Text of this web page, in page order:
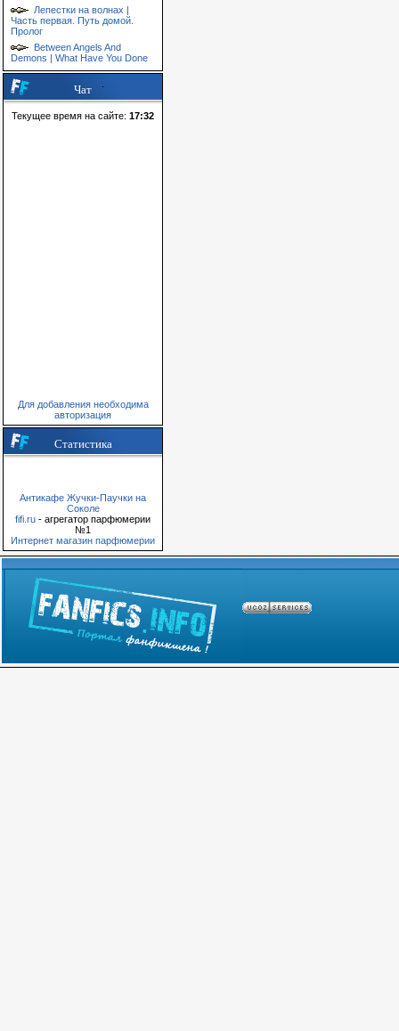
Лепестки на волнах |
Часть первая. Путь домой.
Пролог
Between Angels And
Demons | What Have You Done
Чат
Текущее время на сайте: 17:32
Для добавления необходима
авторизация
Статистика
Антикафе Жучки-Паучки на
Соколе
fifi.ru - агрегатор парфюмерии
№1
Интернет магазин парфюмерии